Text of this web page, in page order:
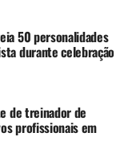
enviadas
monitoramento.
cada
medidas
os testes
de multas
50 personalidades
durante celebração
de treinador de
profissionais em